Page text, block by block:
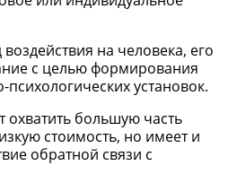
на человека, его
с целью формирования
установок.
охватить большую часть
стоимость, но имеет и
обратной связи с